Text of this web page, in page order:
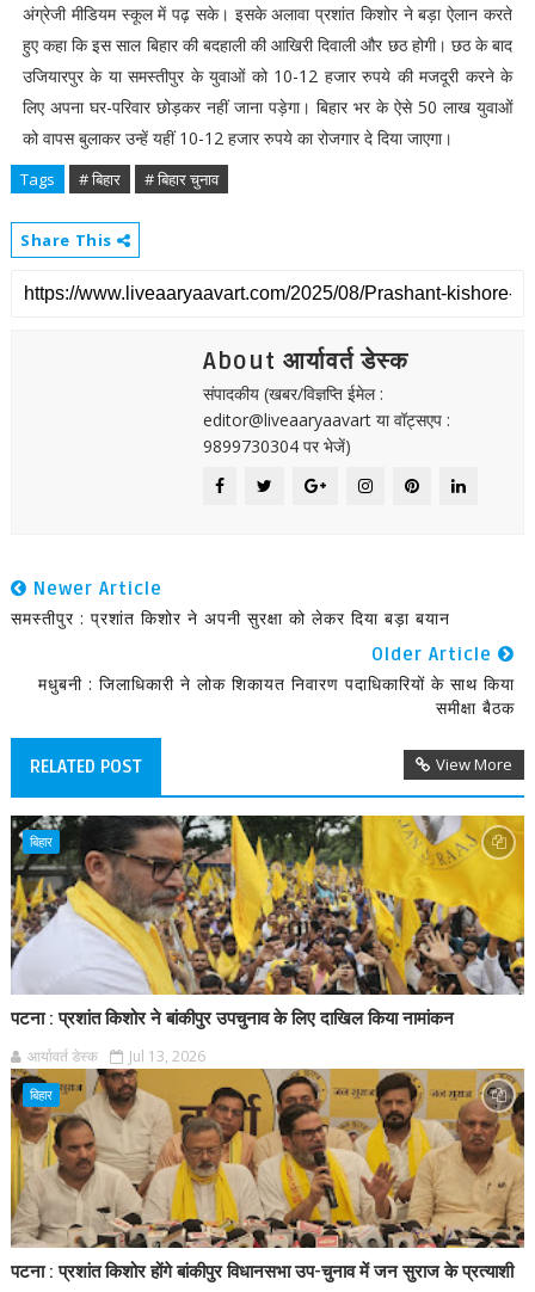
अंग्रेजी मीडियम स्कूल में पढ़ सके। इसके अलावा प्रशांत किशोर ने बड़ा ऐलान करते
हुए कहा कि इस साल बिहार की बदहाली की आखिरी दिवाली और छठ होगी। छठ के बाद
उजियारपुर के या समस्तीपुर के युवाओं को 10-12 हजार रुपये की मजदूरी करने के
लिए अपना घर-परिवार छोड़कर नहीं जाना पड़ेगा। बिहार भर के ऐसे 50 लाख युवाओं
को वापस बुलाकर उन्हें यहीं 10-12 हजार रुपये का रोजगार दे दिया जाएगा।
Tags # बिहार # बिहार चुनाव
Share This
About आर्यावर्त डेस्क
संपादकीय (खबर/विज्ञप्ति ईमेल :
editor@liveaaryaavart या वॉट्सएप :
9899730304 पर भेजें)
Newer Article
समस्तीपुर : प्रशांत किशोर ने अपनी सुरक्षा को लेकर दिया बड़ा बयान
Older Article
मधुबनी : जिलाधिकारी ने लोक शिकायत निवारण पदाधिकारियों के साथ किया
समीक्षा बैठक
RELATED POST View More
बिहार
पटना : प्रशांत किशोर ने बांकीपुर उपचुनाव के लिए दाखिल किया नामांकन
आर्यावर्त डेस्क Jul 13, 2026
बिहार
पटना : प्रशांत किशोर होंगे बांकीपुर विधानसभा उप-चुनाव में जन सुराज के प्रत्याशी